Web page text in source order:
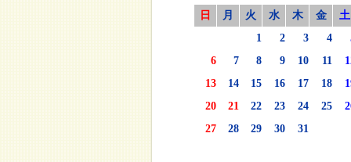
日
月 火 水 木 金
土
1
2 3 4
6
7 8 9 10 11
13
14 15 16 17 18
20
21 22 23 24 25
27
28 29 30 31